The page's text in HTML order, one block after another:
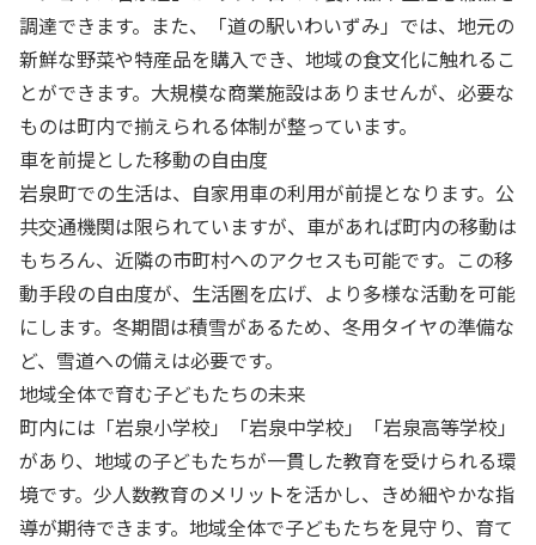
調達できます。また、「道の駅いわいずみ」では、地元の
新鮮な野菜や特産品を購入でき、地域の食文化に触れるこ
とができます。大規模な商業施設はありませんが、必要な
ものは町内で揃えられる体制が整っています。
車を前提とした移動の自由度
岩泉町での生活は、自家用車の利用が前提となります。公
共交通機関は限られていますが、車があれば町内の移動は
もちろん、近隣の市町村へのアクセスも可能です。この移
動手段の自由度が、生活圏を広げ、より多様な活動を可能
にします。冬期間は積雪があるため、冬用タイヤの準備な
ど、雪道への備えは必要です。
地域全体で育む子どもたちの未来
町内には「岩泉小学校」「岩泉中学校」「岩泉高等学校」
があり、地域の子どもたちが一貫した教育を受けられる環
境です。少人数教育のメリットを活かし、きめ細やかな指
導が期待できます。地域全体で子どもたちを見守り、育て